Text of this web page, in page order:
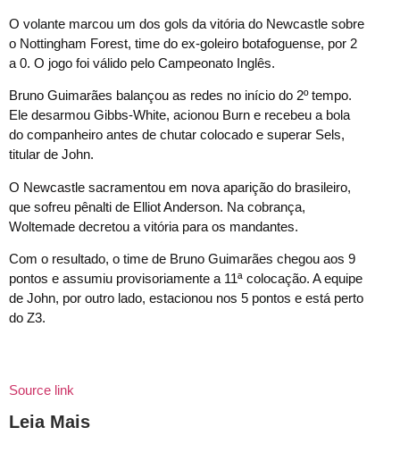
O volante marcou um dos gols da vitória do Newcastle sobre
o Nottingham Forest, time do ex-goleiro botafoguense, por 2
a 0. O jogo foi válido pelo Campeonato Inglês.
Bruno Guimarães balançou as redes no início do 2º tempo.
Ele desarmou Gibbs-White, acionou Burn e recebeu a bola
do companheiro antes de chutar colocado e superar Sels,
titular de John.
O Newcastle sacramentou em nova aparição do brasileiro,
que sofreu pênalti de Elliot Anderson. Na cobrança,
Woltemade decretou a vitória para os mandantes.
Com o resultado, o time de Bruno Guimarães chegou aos 9
pontos e assumiu provisoriamente a 11ª colocação. A equipe
de John, por outro lado, estacionou nos 5 pontos e está perto
do Z3.
Source link
Leia Mais